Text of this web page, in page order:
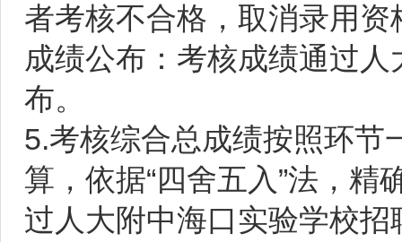
者考核不合格，取消录用资
成绩公布：考核成绩通过
布。
5.考核综合总成绩按照环节
算，依据“四舍五入”法，
过人大附中海口实验学校